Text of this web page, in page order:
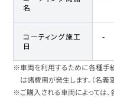
名
コーティング施工
日
-
※車両を利用するために各種手
は諸費用が発生します。（名義
※ご購入される車両によっては